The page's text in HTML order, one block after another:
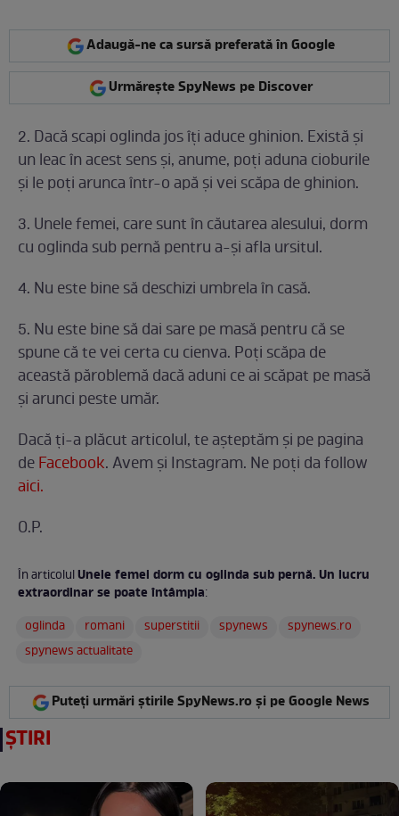
Adaugă-ne ca sursă preferată în Google
Urmărește SpyNews pe Discover
2. Dacă scapi oglinda jos îţi aduce ghinion. Există şi
un leac în acest sens şi, anume, poţi aduna cioburile
şi le poţi arunca într-o apă şi vei scăpa de ghinion.
3. Unele femei, care sunt în căutarea alesului, dorm
cu oglinda sub pernă pentru a-şi afla ursitul.
4. Nu este bine să deschizi umbrela în casă.
5. Nu este bine să dai sare pe masă pentru că se
spune că te vei certa cu cienva. Poţi scăpa de
această păroblemă dacă aduni ce ai scăpat pe masă
şi arunci peste umăr.
Dacă ți-a plăcut articolul, te așteptăm și pe pagina
deFacebook. Avem și Instagram. Ne poți da follow
aici.
O.P.
În articolulUnele femei dorm cu oglinda sub pernă. Un lucru
extraordinar se poate întâmpla:
oglinda
romani superstitii spynews
spynews.ro
spynews actualitate
Puteți urmări știrile SpyNews.ro și pe Google News
ȘTIRI